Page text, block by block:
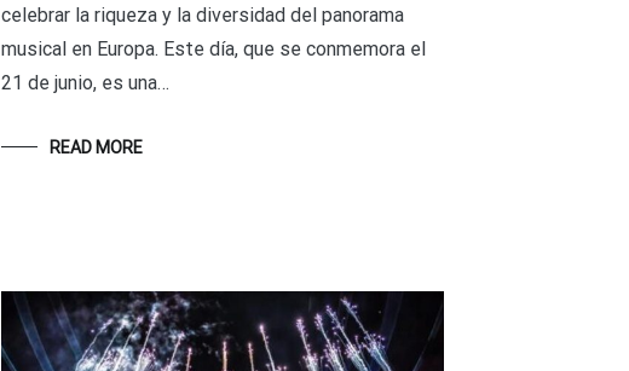
celebrar la riqueza y la diversidad del panorama
musical en Europa. Este día, que se conmemora el
21 de junio, es una…
READ MORE